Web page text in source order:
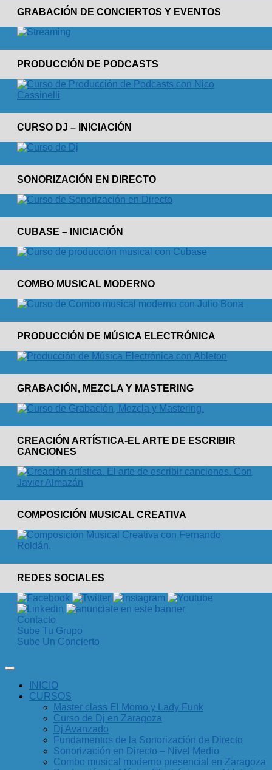
GRABACIÓN DE CONCIERTOS Y EVENTOS
PRODUCCIÓN DE PODCASTS
CURSO DJ – INICIACIÓN
SONORIZACIÓN EN DIRECTO
CUBASE – INICIACIÓN
COMBO MUSICAL MODERNO
PRODUCCIÓN DE MÚSICA ELECTRÓNICA
GRABACIÓN, MEZCLA Y MASTERING
CREACIÓN ARTÍSTICA-EL ARTE DE ESCRIBIR
CANCIONES
COMPOSICIÓN MUSICAL CREATIVA
REDES SOCIALES
Contacto
Sube Tu Grupo
Sube Un Concierto
INICIO
CURSOS
Master class El Momo y Lady Funk
Curso de Dj en Zaragoza
Dj Avanzado
Fundamentos de la Sonorización de Directo
Sonorización en Directo – Nivel Medio
Combo musical moderno presencial en Zaragoza